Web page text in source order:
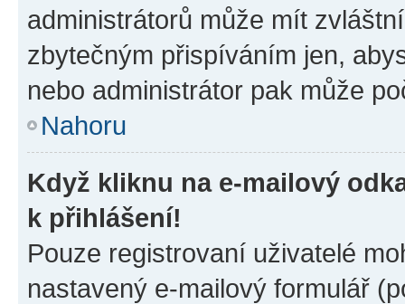
administrátorů může mít
zbytečným přispíváním jen,
nebo administrátor pak může
Nahoru
Když kliknu na e-mailový
k přihlášení!
Pouze registrovaní uživatelé
nastavený e-mailový formulář